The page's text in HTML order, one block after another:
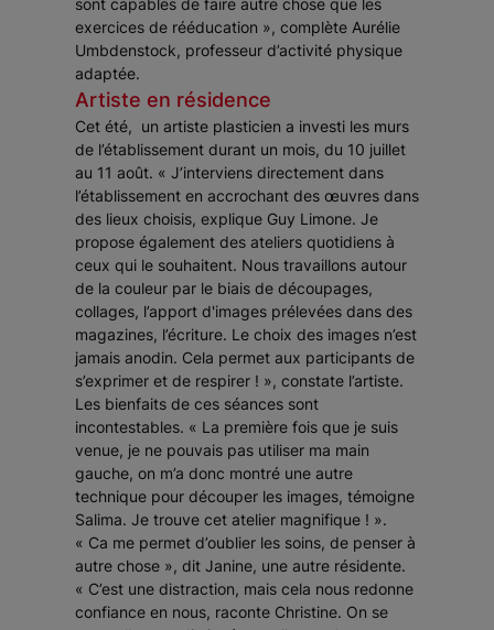
sont capables de faire autre chose que les
exercices de rééducation », complète Aurélie
Umbdenstock, professeur d’activité physique
adaptée.
Artiste en résidence
Cet été, un artiste plasticien a investi les murs
de l’établissement durant un mois, du 10 juillet
au 11 août. « J’interviens directement dans
l’établissement en accrochant des œuvres dans
des lieux choisis, explique Guy Limone. Je
propose également des ateliers quotidiens à
ceux qui le souhaitent. Nous travaillons autour
de la couleur par le biais de découpages,
collages, l’apport d'images prélevées dans des
magazines, l’écriture. Le choix des images n’est
jamais anodin. Cela permet aux participants de
s’exprimer et de respirer ! », constate l’artiste.
Les bienfaits de ces séances sont
incontestables. « La première fois que je suis
venue, je ne pouvais pas utiliser ma main
gauche, on m’a donc montré une autre
technique pour découper les images, témoigne
Salima. Je trouve cet atelier magnifique ! ».
« Ca me permet d’oublier les soins, de penser à
autre chose », dit Janine, une autre résidente.
« C’est une distraction, mais cela nous redonne
confiance en nous, raconte Christine. On se